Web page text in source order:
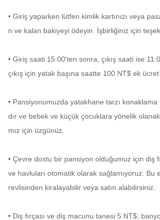
• Giriş yaparken lütfen kimlik kartınızı veya
n ve kalan bakiyeyi ödeyin. İşbirliğiniz için
• Giriş saati 15:00'ten sonra, çıkış saati ise
çıkış için yatak başına saatte 100 NT$ ek ücret
• Pansiyonumuzda yatakhane tarzı konaklama
dır ve bebek ve küçük çocuklara yönelik
mız için üzgünüz.
• Çevre dostu bir pansiyon olduğumuz için diş
ve havluları otomatik olarak sağlamıyoruz. Bu
revlisinden kiralayabilir veya satın alabilirsiniz.
• Diş fırçası ve diş macunu tanesi 5 NT$;